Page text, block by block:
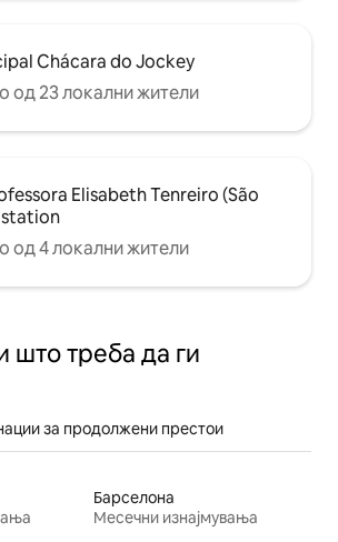
Chácara do Jockey
од 23 локални жители
Elisabeth Tenreiro (São
station
од 4 локални жители
што треба да ги
за продолжени престои
Барселона
Месечни изнајмувања